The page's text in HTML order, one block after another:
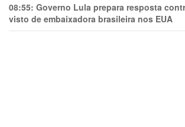
08:55: Governo Lula prepara resposta
visto de embaixadora brasileira nos EUA